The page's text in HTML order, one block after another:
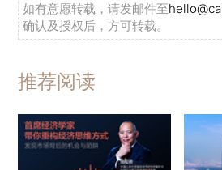
如有意愿转载，请发邮件至
确认及授权后，方可转载。
推荐阅读